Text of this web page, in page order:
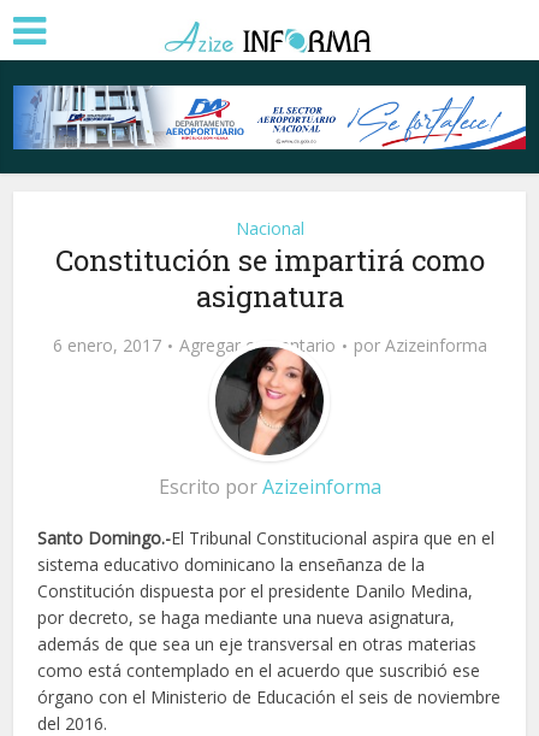
Nacional
Constitución se impartirá como
asignatura
6 enero, 2017 Agregar comentario por Azizeinforma
Escrito porAzizeinforma
Santo Domingo.-El Tribunal Constitucional aspira que en el
sistema educativo dominicano la enseñanza de la
Constitución dispuesta por el presidente Danilo Medina,
por decreto, se haga mediante una nueva asignatura,
además de que sea un eje transversal en otras materias
como está contemplado en el acuerdo que suscribió ese
órgano con el Ministerio de Educación el seis de noviembre
del 2016.